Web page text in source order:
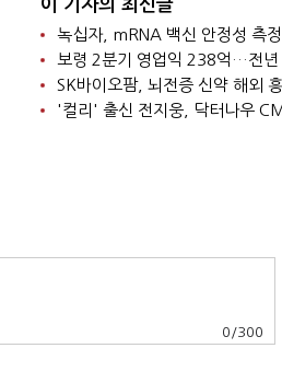
이 기자의 최신글
녹십자, mRNA 백신 안정성 측
보령 2분기 영업익 238억…전년
SK바이오팜, 뇌전증 신약 해외
'컬리' 출신 전지웅, 닥터나우
0 /300